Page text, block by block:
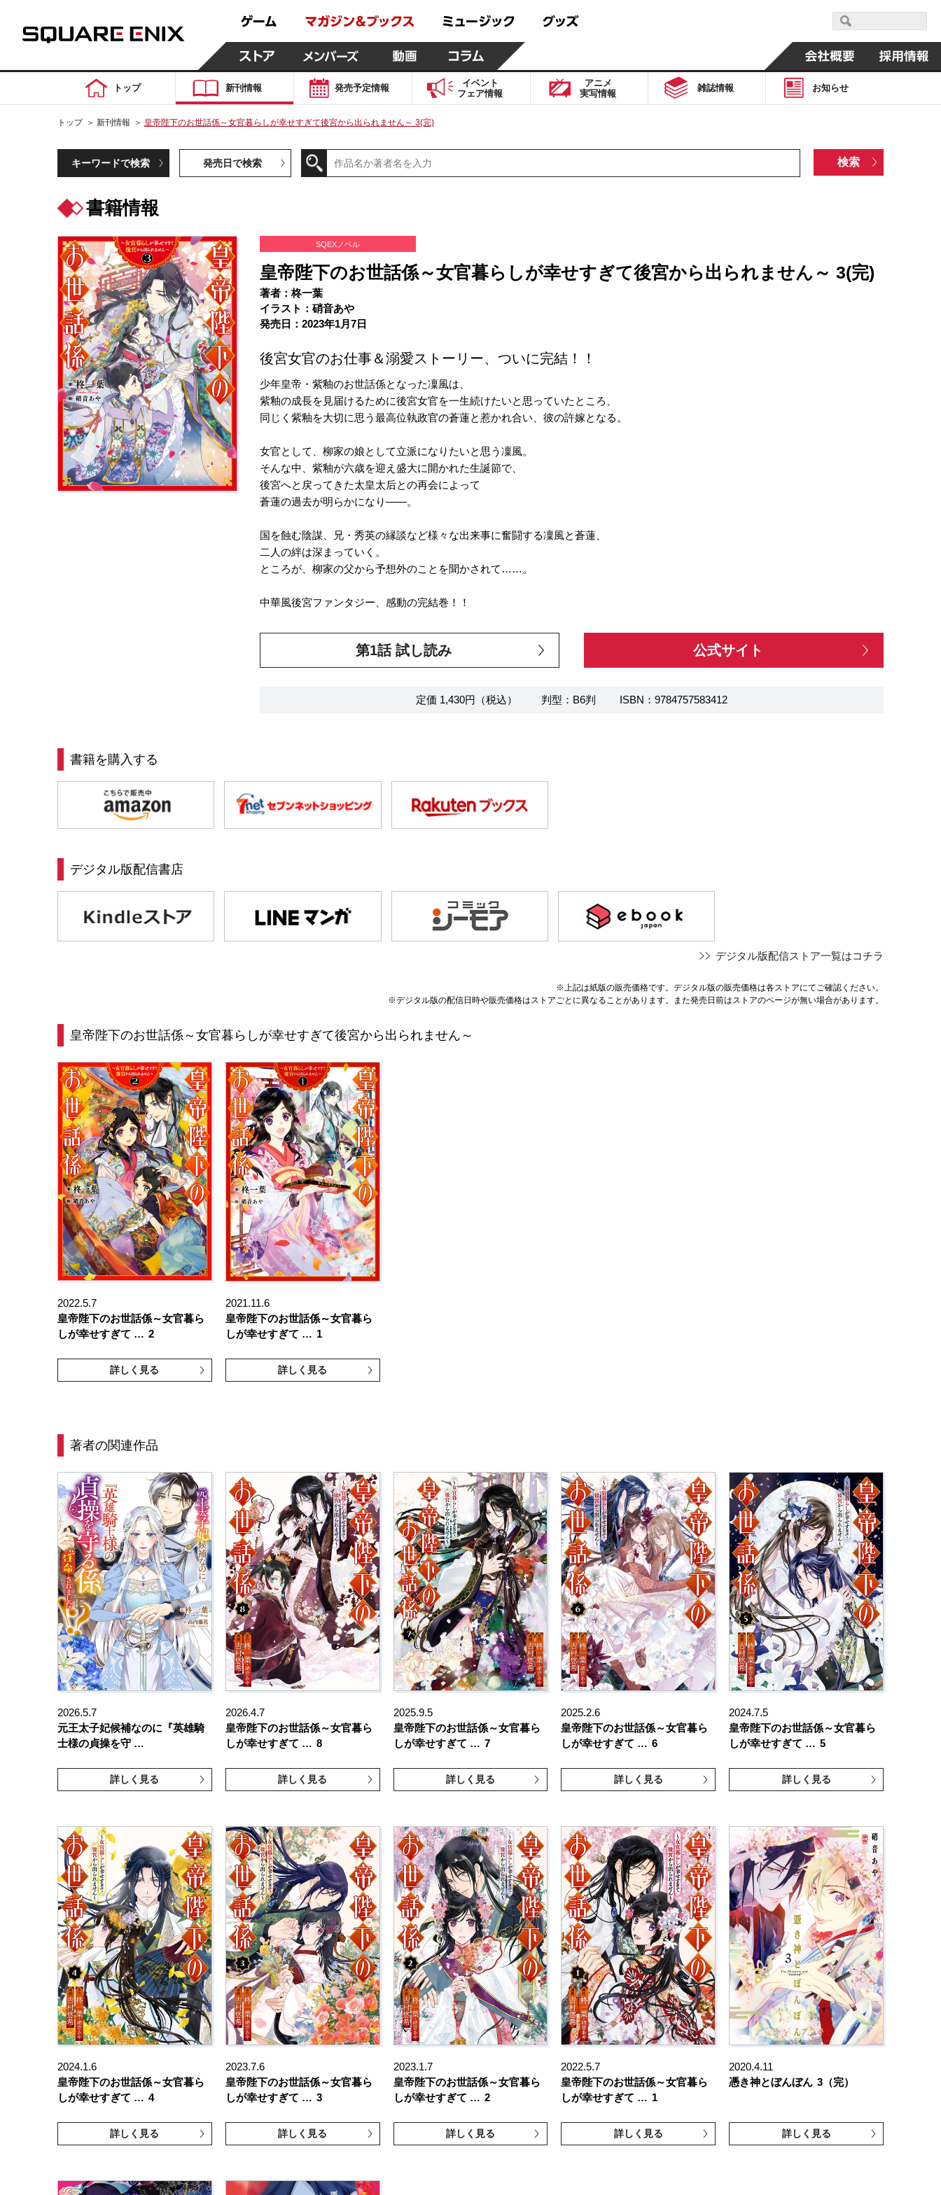
トップ 新刊情報 発売予定情報
イベント
フェア情報
アニメ
実写情報
雑誌情報 お知らせ
トップ ＞ 新刊情報 ＞ 皇帝陛下のお世話係～女官暮らしが幸せすぎて後宮から出られません～ 3(完)
キーワードで検索 発売日で検索
書籍情報
SQEXノベル
皇帝陛下のお世話係～女官暮らしが幸せすぎて後宮から出られません～ 3(完)
著者：柊一葉
イラスト：硝音あや
発売日：2023年1月7日
後宮女官のお仕事＆溺愛ストーリー、ついに完結！！
少年皇帝・紫釉のお世話係となった凜風は、
紫釉の成長を見届けるために後宮女官を一生続けたいと思っていたところ、
同じく紫釉を大切に思う最高位執政官の蒼蓮と惹かれ合い、彼の許嫁となる。
女官として、柳家の娘として立派になりたいと思う凜風。
そんな中、紫釉が六歳を迎え盛大に開かれた生誕節で、
後宮へと戻ってきた太皇太后との再会によって
蒼蓮の過去が明らかになり――。
国を蝕む陰謀、兄・秀英の縁談など様々な出来事に奮闘する凜風と蒼蓮、
二人の絆は深まっていく。
ところが、柳家の父から予想外のことを聞かされて……。
中華風後宮ファンタジー、感動の完結巻！！
第1話 試し読み 公式サイト
定価 1,430円（税込） 判型：B6判 ISBN：9784757583412
書籍を購入する
デジタル版配信書店
デジタル版配信ストア一覧はコチラ
※上記は紙版の販売価格です。デジタル版の販売価格は各ストアにてご確認ください。
※デジタル版の配信日時や販売価格はストアごとに異なることがあります。また発売日前はストアのページが無い場合があります。
皇帝陛下のお世話係～女官暮らしが幸せすぎて後宮から出られません～
2022.5.7
皇帝陛下のお世話係～女官暮ら
しが幸せすぎて … 2
詳しく見る
2021.11.6
皇帝陛下のお世話係～女官暮ら
しが幸せすぎて … 1
詳しく見る
著者の関連作品
2026.5.7
元王太子妃候補なのに『英雄騎
士様の貞操を守 …
詳しく見る
2026.4.7
皇帝陛下のお世話係～女官暮ら
しが幸せすぎて … 8
詳しく見る
2025.9.5
皇帝陛下のお世話係～女官暮ら
しが幸せすぎて … 7
詳しく見る
2025.2.6
皇帝陛下のお世話係～女官暮ら
しが幸せすぎて … 6
詳しく見る
2024.7.5
皇帝陛下のお世話係～女官暮ら
しが幸せすぎて … 5
詳しく見る
2024.1.6
皇帝陛下のお世話係～女官暮ら
しが幸せすぎて … 4
詳しく見る
2023.7.6
皇帝陛下のお世話係～女官暮ら
しが幸せすぎて … 3
詳しく見る
2023.1.7
皇帝陛下のお世話係～女官暮ら
しが幸せすぎて … 2
詳しく見る
2022.5.7
皇帝陛下のお世話係～女官暮ら
しが幸せすぎて … 1
詳しく見る
2020.4.11
憑き神とぼんぼん 3（完）
詳しく見る